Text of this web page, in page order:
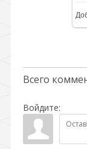
Всего
Войдите: